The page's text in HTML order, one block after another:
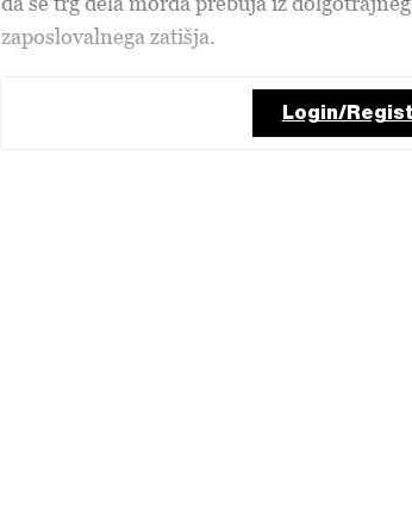
zaposlovalnega zatišja.
Login/